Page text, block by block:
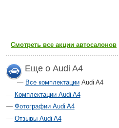
Смотреть все акции автосалонов
Еще о Audi A4
Все комплектации Audi A4
Комплектации Audi A4
Фотографии Audi A4
Отзывы Audi A4